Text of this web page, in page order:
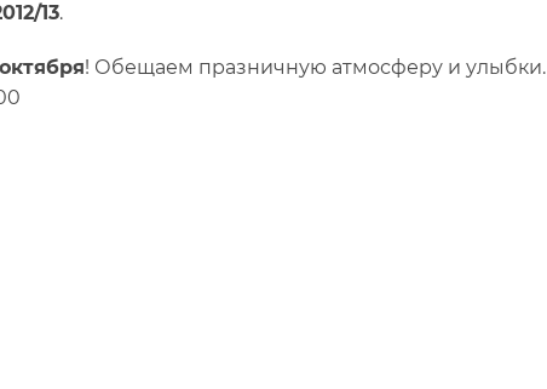
13.
! Обещаем празничную атмосферу и улыбки.